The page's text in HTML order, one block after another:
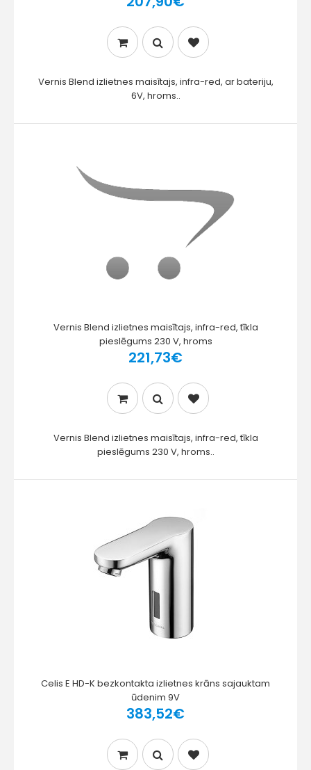
Vernis Blend izlietnes maisītajs, infra-red, ar bateriju,
6V, hroms..
Vernis Blend izlietnes maisītajs, infra-red, tīkla
pieslēgums 230 V, hroms
221,73€
Vernis Blend izlietnes maisītajs, infra-red, tīkla
pieslēgums 230 V, hroms..
Celis E HD-K bezkontakta izlietnes krāns sajauktam
ūdenim 9V
383,52€